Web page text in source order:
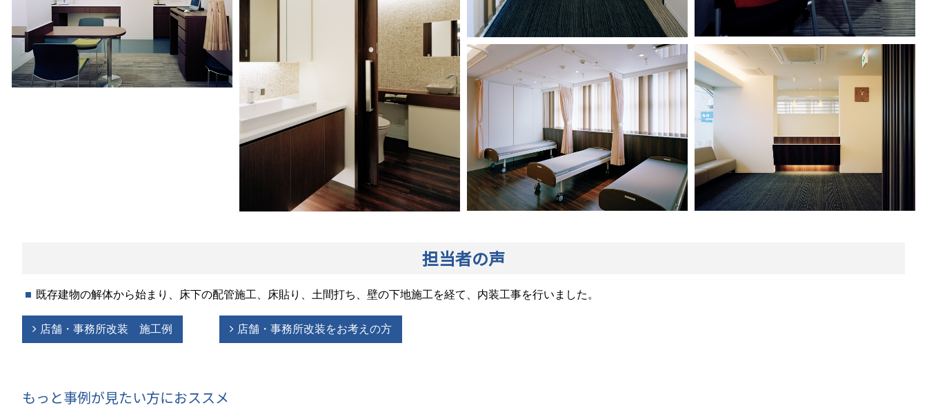
担当者の声
既存建物の解体から始まり、床下の配管施工、床貼り、土間打ち、壁の下地施工を経て、内装工事を行いました。
店舗・事務所改装 施工例 店舗・事務所改装をお考えの方
もっと事例が見たい方におススメ